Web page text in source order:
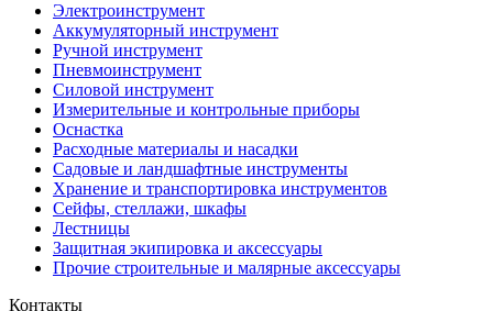
Электроинструмент
Аккумуляторный инструмент
Ручной инструмент
Пневмоинструмент
Силовой инструмент
Измерительные и контрольные приборы
Оснастка
Расходные материалы и насадки
Садовые и ландшафтные инструменты
Хранение и транспортировка инструментов
Сейфы, стеллажи, шкафы
Лестницы
Защитная экипировка и аксессуары
Прочие строительные и малярные аксессуары
Контакты